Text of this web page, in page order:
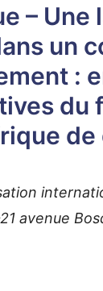
SENGHOR
– Une
un
:
du
avenue